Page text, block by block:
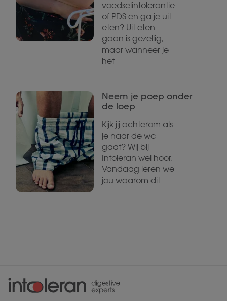
voedselintolerantie
of PDS en ga je uit
eten? Uit eten
gaan is gezellig,
maar wanneer je
het
Neem je poep onder
de loep
Kijk jij achterom als
je naar de wc
gaat? Wij bij
Intoleran wel hoor.
Vandaag leren we
jou waarom dit